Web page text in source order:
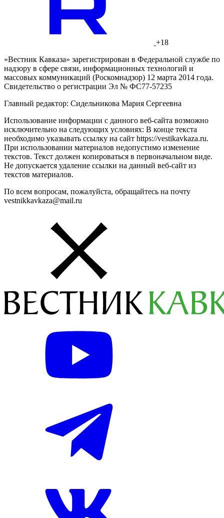
+18
«Вестник Кавказа» зарегистрирован в Федеральной службе по
надзору в сфере связи, информационных технологий и
массовых коммуникаций (Роскомнадзор) 12 марта 2014 года.
Свидетельство о регистрации Эл № ФС77-57235
Главный редактор: Сидельникова Мария Сергеевна
Использование информации с данного веб-сайта возможно
исключительно на следующих условиях: В конце текста
необходимо указывать ссылку на сайт https://vestikavkaza.ru.
При использовании материалов недопустимо изменение
текстов. Текст должен копироваться в первоначальном виде.
Не допускается удаление ссылки на данный веб-сайт из
текстов материалов.
По всем вопросам, пожалуйста, обращайтесь на почту
vestnikkavkaza@mail.ru